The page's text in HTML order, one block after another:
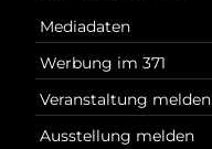
Mediadaten
Werbung im 371
Veranstaltung melden
Ausstellung melden